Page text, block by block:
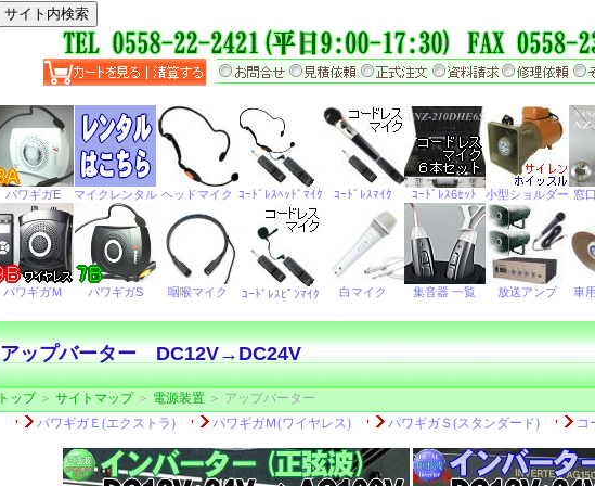
アップバーター DC12V→DC24V
トップ＞ サイトマップ＞ 電源装置＞ アップバーター